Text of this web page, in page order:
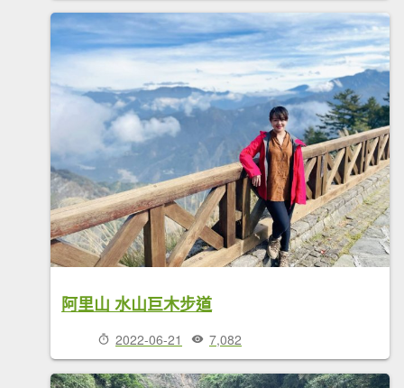
阿里山 水山巨木步道
2022-06-21 7,082